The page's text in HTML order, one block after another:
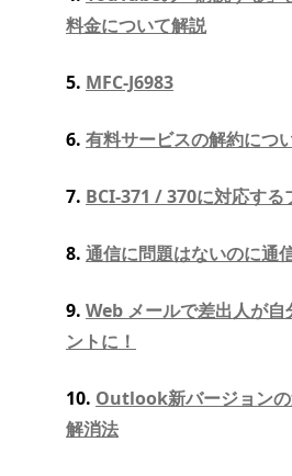
料金について解説
5. MFC-J6983
6. 有料サービスの解約につ
7. BCI-371 / 370に対応する
8. 通信に問題はないのに通
9. Web メールで差出人が自
ントに！
10. Outlook新バージョン
解消法